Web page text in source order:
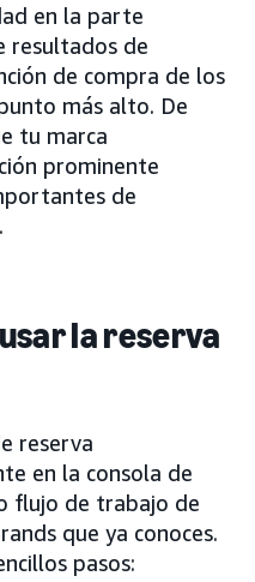
en la parte
resultados de
de compra de los
más alto. De
tu marca
prominente
de
la reserva
reserva
en la consola de
flujo de trabajo de
que ya conoces.
pasos: